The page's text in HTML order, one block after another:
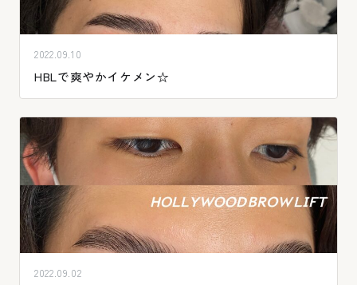
2022.09.10
HBLで爽やかイケメン☆
2022.09.02